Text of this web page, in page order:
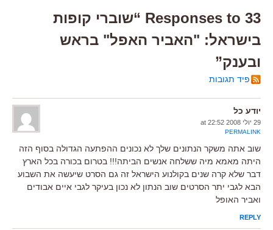
33 Responses to “שוברי קופות
בישראל: "האביר האפל" בראש
ובענק”
פיד תגובות
יודע כל
29 יולי 2008 at 22:52
PERMALINK
שוב אתה משקר הנתונים שלך לא נכונים ההפתעה הגדולה בסוף הזה
היתה מאמא מיה ששלחה אנשים הביתה!!! בטרום בכורה בכל הארץ
דבר שלא קרה שנים בקולנוע הישראל זה גם הסרט שיעשה את השבוע
הבא לגבי יתר הסרטים שוב הנתון לא נכון בעיקר לגבי איים אבודים
ואביר האופל
REPLY